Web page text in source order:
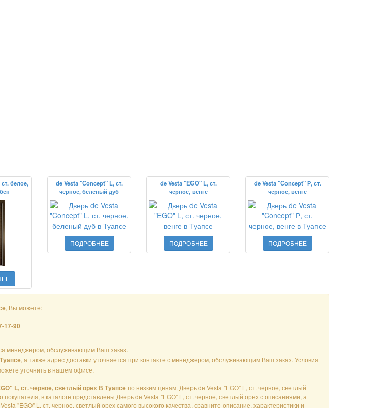
белое,
de Vesta "Concept" L, ст.
черное, беленый дуб
ПОДРОБНЕЕ
de Vesta "EGO" L, ст.
черное, венге
ПОДРОБНЕЕ
de Vesta "Concept" Р, ст.
черное, венге
ПОДРОБНЕЕ
, Вы можете:
17-90
менеджером, обслуживающим Ваш заказ.
, а также адрес доставки уточняется при контакте с менеджером, обслуживающим Ваш заказ. Условия
уточнить в нашем офисе.
L, ст. черное, светлый орех В Туапсепо низким ценам. Дверь de Vesta "EGO" L, ст. черное, светлый
в каталоге представлены Дверь de Vesta "EGO" L, ст. черное, светлый орех с описаниями, а
"EGO" L, ст. черное, светлый орех самого высокого качества, сравните описание, характеристики и